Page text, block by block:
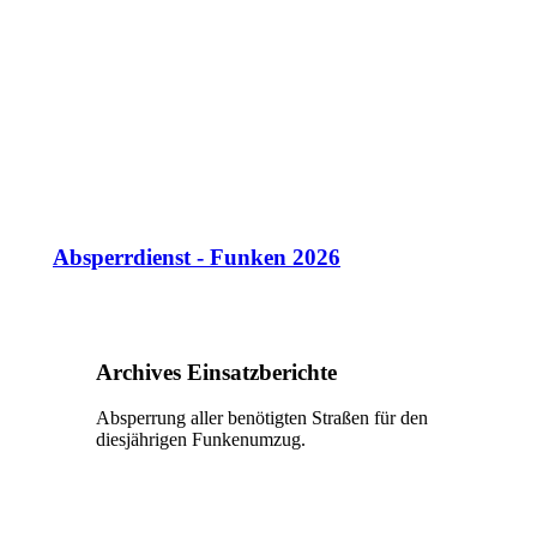
Absperrdienst - Funken 2026
Archives Einsatzberichte
Absperrung aller benötigten Straßen für den
diesjährigen Funkenumzug.